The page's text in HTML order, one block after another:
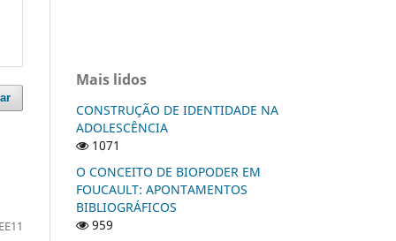
EE11
Mais lidos
CONSTRUÇÃO DE IDENTIDADE NA
ADOLESCÊNCIA
1071
O CONCEITO DE BIOPODER EM
FOUCAULT: APONTAMENTOS
BIBLIOGRÁFICOS
959